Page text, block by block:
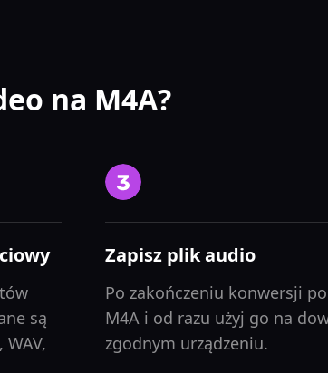
na M4A?
są
Zapisz plik audio
Po zakończeniu konwersji
M4A i od razu użyj go na
zgodnym urządzeniu.